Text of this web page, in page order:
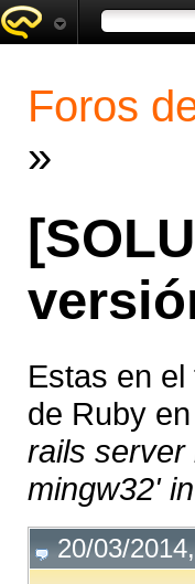
Foros
»
Estas en el
de Ruby
rails server
mingw32'
20/03/